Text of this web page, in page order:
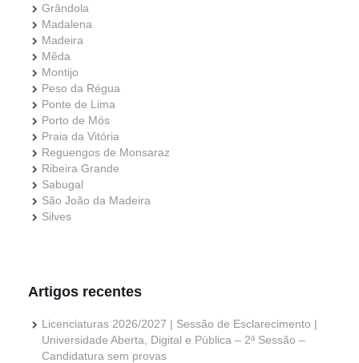
Grândola
Madalena
Madeira
Mêda
Montijo
Peso da Régua
Ponte de Lima
Porto de Mós
Praia da Vitória
Reguengos de Monsaraz
Ribeira Grande
Sabugal
São João da Madeira
Silves
Artigos recentes
Licenciaturas 2026/2027 | Sessão de Esclarecimento |
Universidade Aberta, Digital e Pública – 2ª Sessão –
Candidatura sem provas